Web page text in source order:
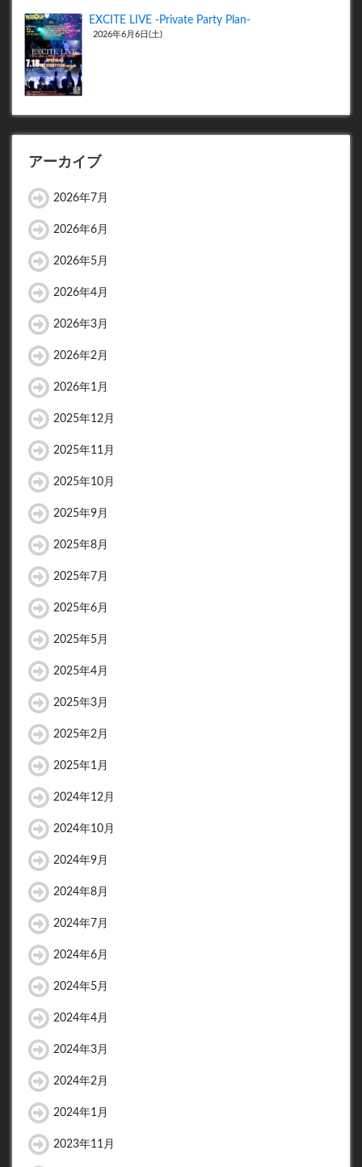
EXCITE LIVE -Private Party Plan-
2026年6月6日(土)
アーカイブ
2026年7月
2026年6月
2026年5月
2026年4月
2026年3月
2026年2月
2026年1月
2025年12月
2025年11月
2025年10月
2025年9月
2025年8月
2025年7月
2025年6月
2025年5月
2025年4月
2025年3月
2025年2月
2025年1月
2024年12月
2024年10月
2024年9月
2024年8月
2024年7月
2024年6月
2024年5月
2024年4月
2024年3月
2024年2月
2024年1月
2023年11月